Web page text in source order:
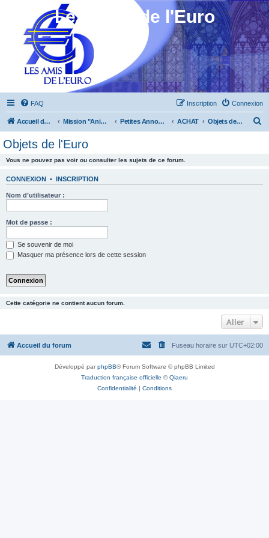
Les Amis de l'Euro
FAQ Connexion
Inscription
Accueil du forum Mission "Animation" Petites Annonces ACHAT Objets de l'Euro
Objets de l'Euro
Vous ne pouvez pas voir ou consulter les sujets de ce forum.
CONNEXION • INSCRIPTION
Nom d’utilisateur :
Mot de passe :
Se souvenir de moi
Masquer ma présence lors de cette session
Cette catégorie ne contient aucun forum.
Aller
Accueil du forum Fuseau horaire sur UTC+02:00
Développé parphpBB® Forum Software © phpBB Limited
Traduction française officielle ©Qiaeru
Confidentialité | Conditions